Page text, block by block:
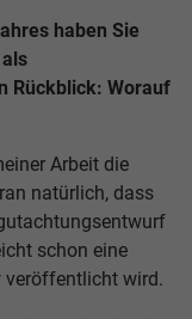
haben Sie
Rückblick: Worauf
Arbeit die
natürlich, dass
schon eine
veröffentlicht wird.